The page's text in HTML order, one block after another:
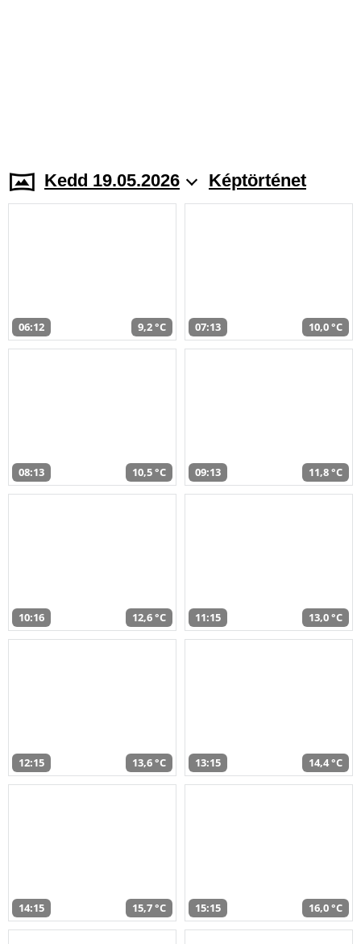
Kedd 19.05.2026 Képtörténet
06:12 9,2 °C 07:13 10,0 °C
08:13 10,5 °C 09:13 11,8 °C
10:16 12,6 °C 11:15 13,0 °C
12:15 13,6 °C 13:15 14,4 °C
14:15 15,7 °C 15:15 16,0 °C